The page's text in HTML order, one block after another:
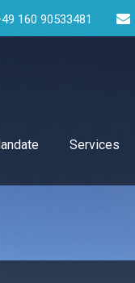
160 90533481
Services